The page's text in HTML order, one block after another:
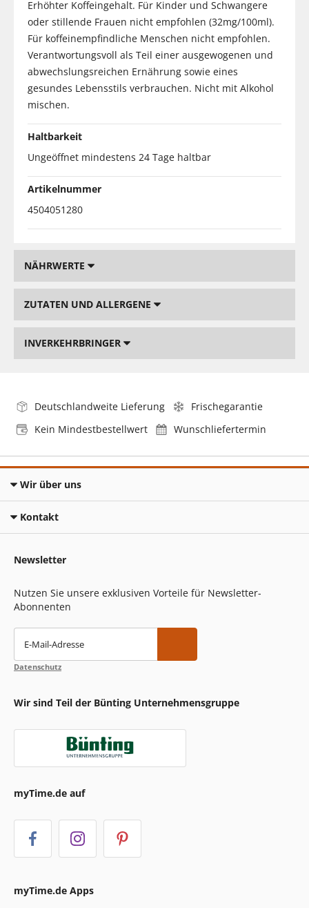
Erhöhter Koffeingehalt. Für Kinder und Schwangere
oder stillende Frauen nicht empfohlen (32mg/100ml).
Für koffeinempfindliche Menschen nicht empfohlen.
Verantwortungsvoll als Teil einer ausgewogenen und
abwechslungsreichen Ernährung sowie eines
gesundes Lebensstils verbrauchen. Nicht mit Alkohol
mischen.
Haltbarkeit
Ungeöffnet mindestens 24 Tage haltbar
Artikelnummer
4504051280
NÄHRWERTE
ZUTATEN UND ALLERGENE
INVERKEHRBRINGER
Deutschlandweite Lieferung
Frischegarantie
Kein Mindestbestellwert
Wunschliefertermin
Wir über uns
Kontakt
Newsletter
Nutzen Sie unsere exklusiven Vorteile für Newsletter-
Abonnenten
E-Mail-Adresse
Datenschutz
Wir sind Teil der Bünting Unternehmensgruppe
myTime.de auf
myTime.de Apps